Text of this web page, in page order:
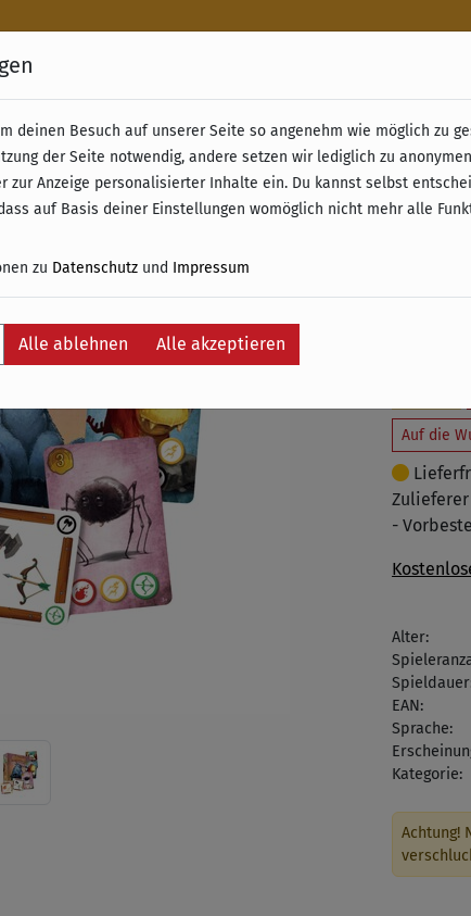
& Retoure ab 49 € (innerhalb Deutschlands)
24,95
Auf die
-
Alter:
EAN:
Sprache:
Kategorie:
Achtung!
deinen Besuch auf unserer Seite so angenehm wie möglich zu
der Seite notwendig, andere setzen wir lediglich zu
zur Anzeige personalisierter Inhalte ein. Du kannst selbst
auf Basis deiner Einstellungen womöglich nicht mehr alle
zu Datenschutz und Impressum
Alle ablehnen Alle akzeptieren